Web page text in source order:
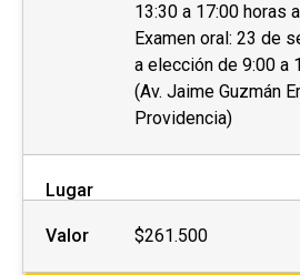
13:30 a 17:00 horas
Examen oral: 23 de
a elección de 9:00 a
(Av. Jaime Guzmán
Providencia)
Lugar
Valor $261.500